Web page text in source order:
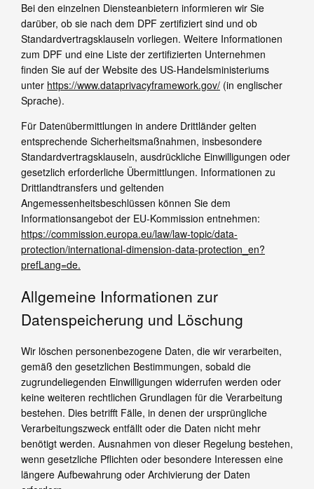
Bei den einzelnen Diensteanbietern informieren wir Sie
darüber, ob sie nach dem DPF zertifiziert sind und ob
Standardvertragsklauseln vorliegen. Weitere Informationen
zum DPF und eine Liste der zertifizierten Unternehmen
finden Sie auf der Website des US-Handelsministeriums
unter https://www.dataprivacyframework.gov/ (in englischer
Sprache).
Für Datenübermittlungen in andere Drittländer gelten
entsprechende Sicherheitsmaßnahmen, insbesondere
Standardvertragsklauseln, ausdrückliche Einwilligungen oder
gesetzlich erforderliche Übermittlungen. Informationen zu
Drittlandtransfers und geltenden
Angemessenheitsbeschlüssen können Sie dem
Informationsangebot der EU-Kommission entnehmen:
https://commission.europa.eu/law/law-topic/data-
protection/international-dimension-data-protection_en?
prefLang=de.
Allgemeine Informationen zur
Datenspeicherung und Löschung
Wir löschen personenbezogene Daten, die wir verarbeiten,
gemäß den gesetzlichen Bestimmungen, sobald die
zugrundeliegenden Einwilligungen widerrufen werden oder
keine weiteren rechtlichen Grundlagen für die Verarbeitung
bestehen. Dies betrifft Fälle, in denen der ursprüngliche
Verarbeitungszweck entfällt oder die Daten nicht mehr
benötigt werden. Ausnahmen von dieser Regelung bestehen,
wenn gesetzliche Pflichten oder besondere Interessen eine
längere Aufbewahrung oder Archivierung der Daten